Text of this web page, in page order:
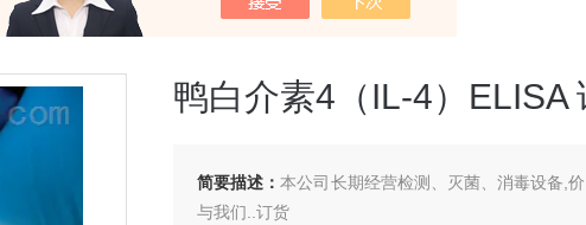
> 鸭白介素4（IL-4）ELISA 试剂盒
鸭白介素4（IL-4）ELISA
简要描述：本公司长期经营检测、灭菌、消毒设备,
与我们..订货